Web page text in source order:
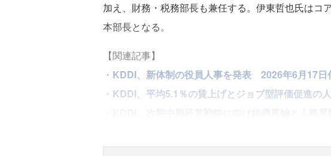
加え、財務・税務部長も兼任する。伊東哲也氏はコ
本部長となる。
【関連記事】
・ KDDI、新体制の役員人事を発表 2026年6月17日
・ KDDI、平均5.1％の賃上げとジョブ型評価促進の